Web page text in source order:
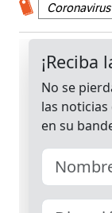
Coronavirus